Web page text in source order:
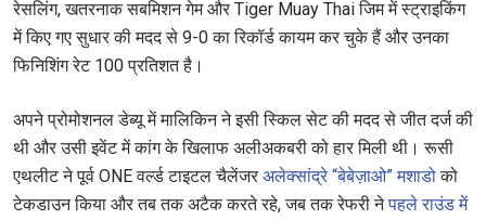
रेसलिंग, खतरनाक सबमिशन गेम और Tiger Muay Thai जिम में स्ट्राइकिंग
में किए गए सुधार की मदद से 9-0 का रिकॉर्ड कायम कर चुके हैं और उनका
फिनिशिंग रेट 100 प्रतिशत है।
अपने प्रोमोशनल डेब्यू में मालिकिन ने इसी स्किल सेट की मदद से जीत दर्ज की
थी और उसी इवेंट में कांग के खिलाफ अलीअकबरी को हार मिली थी। रूसी
एथलीट ने पूर्व ONE वर्ल्ड टाइटल चैलेंजर अलेक्सांद्रे “बेबेज़ाओ” मशाडोको
टेकडाउन किया और तब तक अटैक करते रहे, जब तक रेफरी नेपहले राउंड में